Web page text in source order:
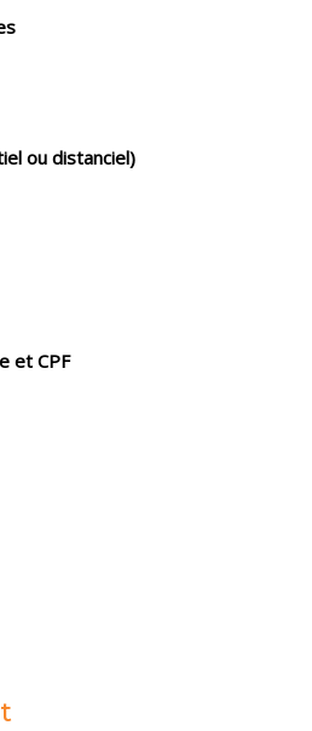
ou distanciel)
et CPF